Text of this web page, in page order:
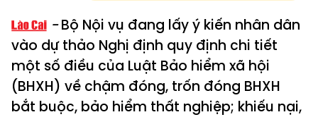
Bộ Nội vụ đang lấy ý kiến nhân dân
vào dự thảo Nghị định quy định chi tiết
một số điều của Luật Bảo hiểm xã hội
(BHXH) về chậm đóng, trốn đóng BHXH
bắt buộc, bảo hiểm thất nghiệp; khiếu nại,